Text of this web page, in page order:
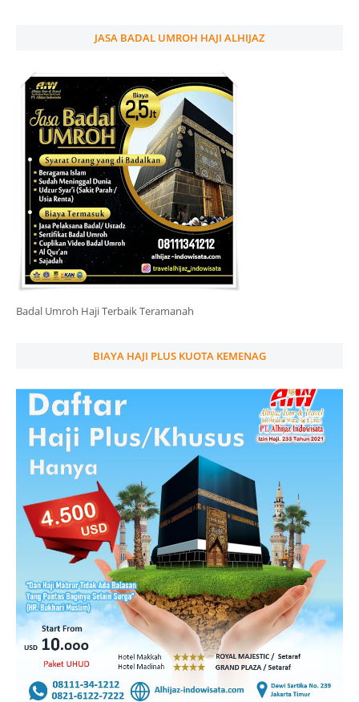
JASA BADAL UMROH HAJI ALHIJAZ
Badal Umroh Haji Terbaik Teramanah
BIAYA HAJI PLUS KUOTA KEMENAG